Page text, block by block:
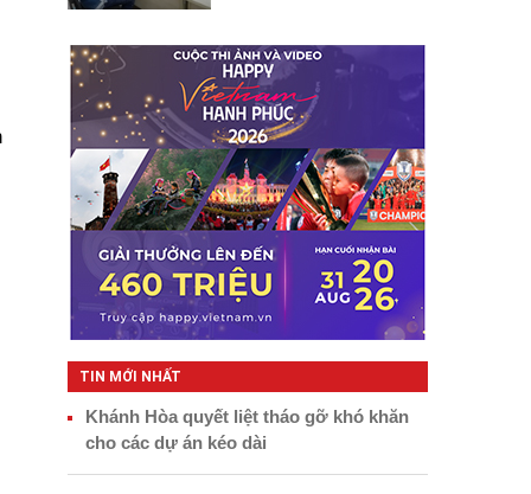
TIN MỚI NHẤT
Khánh Hòa quyết liệt tháo gỡ khó khăn
cho các dự án kéo dài